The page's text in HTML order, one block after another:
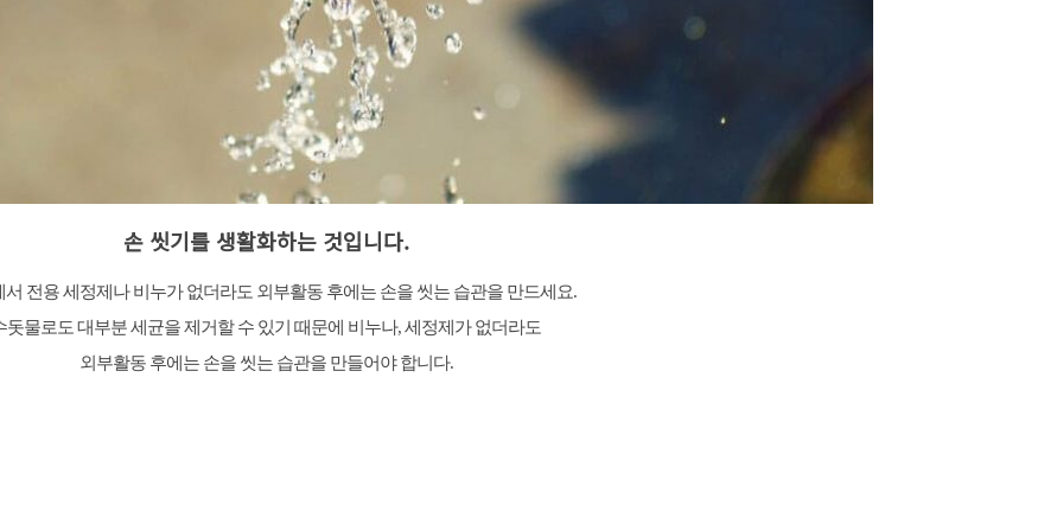
손 씻기를 생활화하는 것입니다.
서 전용 세정제나 비누가 없더라도 외부활동 후에는 손을 씻는 습관을 만드세요.
돗물로도 대부분 세균을 제거할 수 있기 때문에 비누나, 세정제가 없더라도
외부활동 후에는 손을 씻는 습관을 만들어야 합니다.